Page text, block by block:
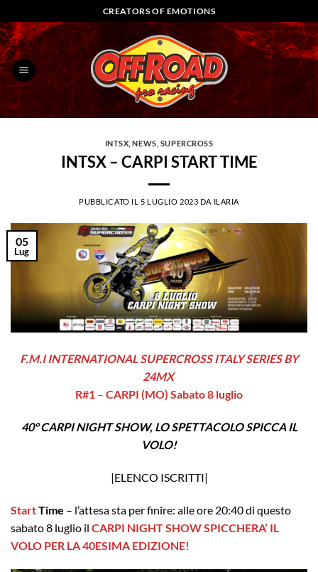
ai
contenuti
CREATORS OF EMOTIONS
INTSX ,NEWS SUPERCROSS
INTSX – CARPI START TIME
PUBBLICATO IL 5 LUGLIO 2023 DA ILARIA
05
Lug
F.M.I INTERNATIONAL SUPERCROSS ITALY SERIES BY
24MX
R#1 – CARPI (MO) Sabato 8 luglio
40° CARPI NIGHT SHOW, LO SPETTACOLO SPICCA IL
VOLO!
|ELENCO ISCRITTI|
StartTime – l’attesa sta per finire: alle ore 20:40 di questo
sabato 8 luglio il CARPI NIGHT SHOW SPICCHERA’ IL
VOLO PER LA 40ESIMA EDIZIONE!